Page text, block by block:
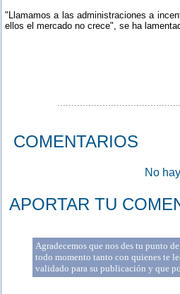
"Llamamos a las administraciones a
ellos el mercado no crece", se ha
COMENTARIOS
No
APORTAR TU
Agradecemos que nos des tu punto
todo momento tanto con quienes te
validado para su publicación y que